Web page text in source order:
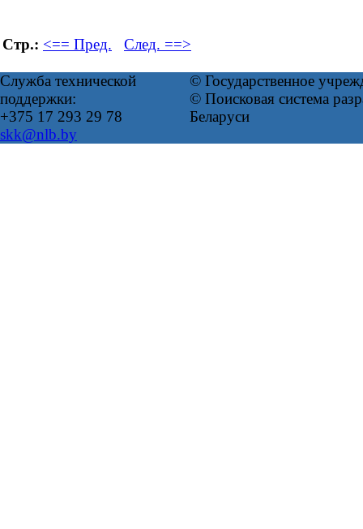
Стр.: <== Пред. След. ==>
Служба технической
поддержки:
+375 17 293 29 78
skk@nlb.by
© Государственное
© Поисковая система
Беларуси